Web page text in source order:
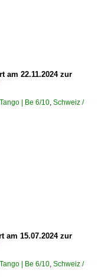
am 22.11.2024 zur
| Be 6/10, Schweiz /
am 15.07.2024 zur
| Be 6/10, Schweiz /